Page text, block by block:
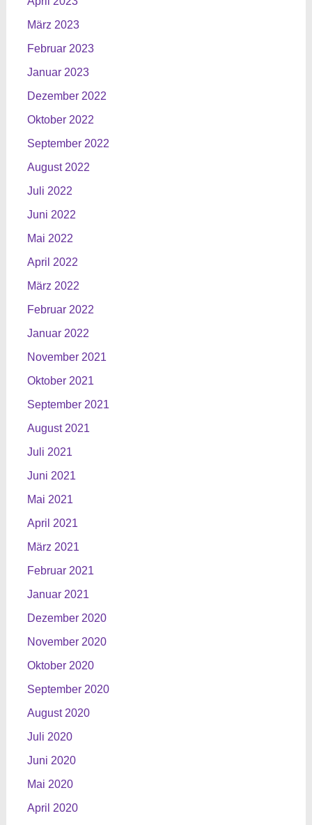
März 2023
Februar 2023
Januar 2023
Dezember 2022
Oktober 2022
September 2022
August 2022
Juli 2022
Juni 2022
Mai 2022
April 2022
März 2022
Februar 2022
Januar 2022
November 2021
Oktober 2021
September 2021
August 2021
Juli 2021
Juni 2021
Mai 2021
April 2021
März 2021
Februar 2021
Januar 2021
Dezember 2020
November 2020
Oktober 2020
September 2020
August 2020
Juli 2020
Juni 2020
Mai 2020
April 2020